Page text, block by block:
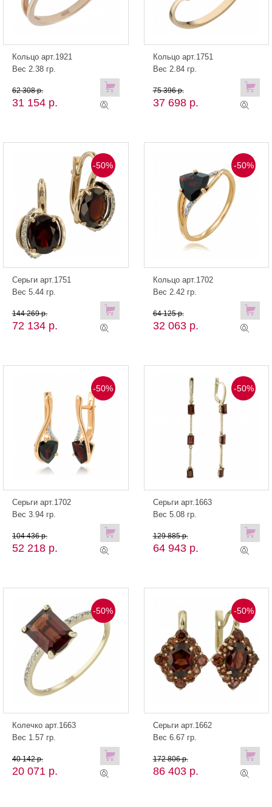
Кольцо арт.1921
Вес 2.38 гр.
31 154 р.
62 308 р.
Кольцо арт.1751
Вес 2.84 гр.
37 698 р.
75 396 р.
-50%
Серьги арт.1751
Вес 5.44 гр.
72 134 р.
144 269 р.
-50%
Кольцо арт.1702
Вес 2.42 гр.
32 063 р.
64 125 р.
-50%
Серьги арт.1702
Вес 3.94 гр.
52 218 р.
104 436 р.
-50%
Серьги арт.1663
Вес 5.08 гр.
64 943 р.
129 885 р.
-50%
Колечко арт.1663
Вес 1.57 гр.
20 071 р.
40 142 р.
-50%
Серьги арт.1662
Вес 6.67 гр.
86 403 р.
172 806 р.